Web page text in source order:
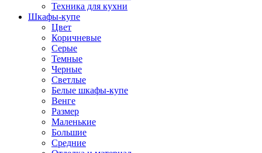
Техника для кухни
Шкафы-купе
Цвет
Коричневые
Серые
Темные
Черные
Светлые
Белые шкафы-купе
Венге
Размер
Маленькие
Большие
Средние